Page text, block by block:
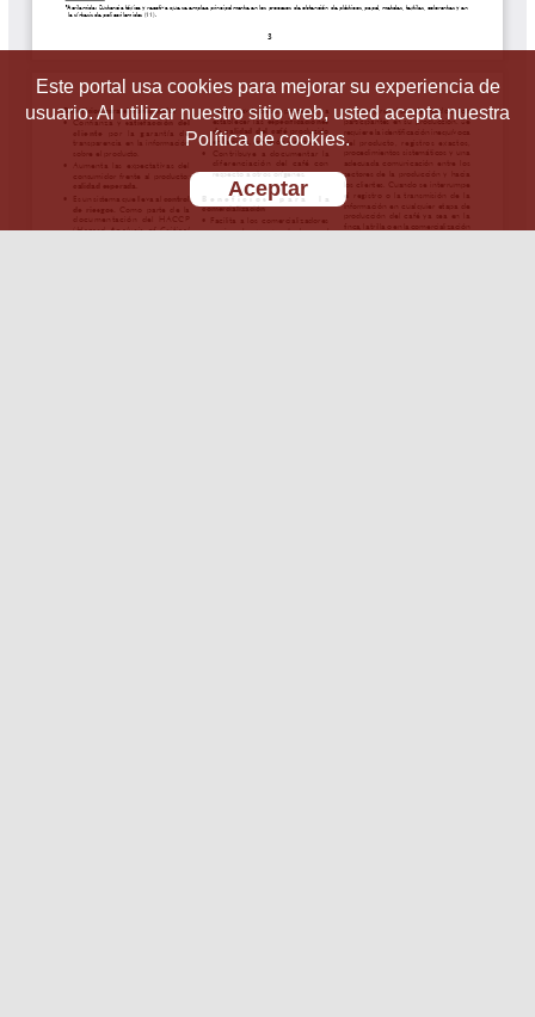
Este portal usa cookies para mejorar su experiencia de
usuario. Al utilizar nuestro sitio web, usted acepta nuestra
Política de cookies.
Aceptar